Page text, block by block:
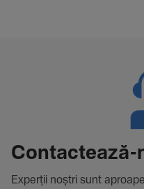
Contac­tează-
Experții noștri sunt